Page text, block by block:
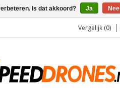
Vergelijk (0)
Is dat akkoord? Ja Nee